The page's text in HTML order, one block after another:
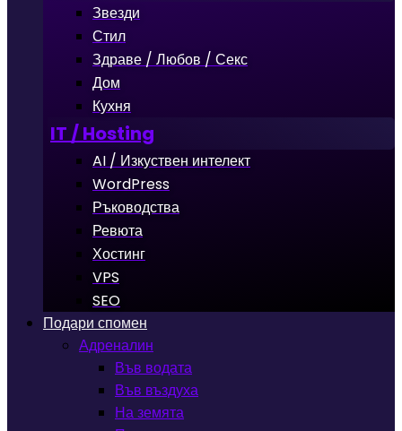
Звезди
Стил
Здраве / Любов / Секс
Дом
Кухня
IT / Hosting
AI / Изкуствен интелект
WordPress
Ръководства
Ревюта
Хостинг
VPS
SEO
Подари спомен
Адреналин
Във водата
Във въздуха
На земята